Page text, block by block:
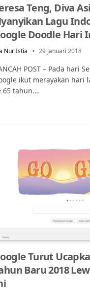
Teng, Diva
Lagu
Doodle Hari
Nur Istia 29 Januari 2018
POST – Pada hari
ikut merayakan hari
65 tahun.…
Turut
Baru 2018